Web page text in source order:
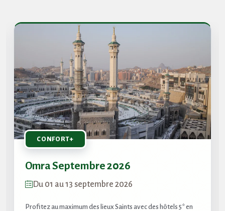
PREMIUM
Omra Septembre 2026
Du 16 au 26 septembre 2026
Expérience Premium en hôtels 5★ proches des Lieux